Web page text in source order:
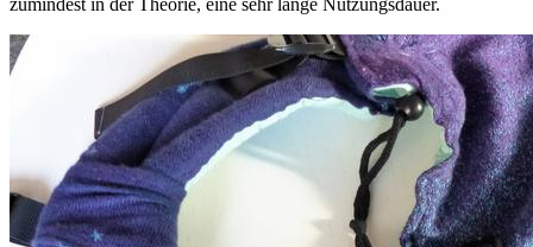
zumindest in der Theorie, eine sehr lange Nutzungsdauer.